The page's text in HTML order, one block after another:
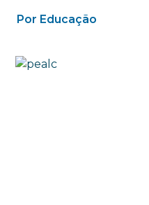
Por Educação